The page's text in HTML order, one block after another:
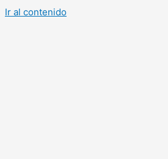
Ir al contenido